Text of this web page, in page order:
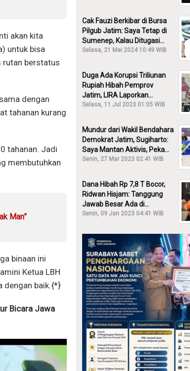
akan kita
untuk bisa
rutan berstatus
dengan
tahanan kurang
tahanan. Jadi
membutuhkan
Man”
binaan ini
Ketua LBH
dengan baik.{*}
Bicara Jawa
Cak Fauzi Berkibar di Bursa
Pilgub Jatim: Saya Tetap di
Sumenep, Kalau Ditugasi
Partai Lain Cerita!
Selasa, 21 Mei 2024 10:49 WIB
Duga Ada Korupsi Triliunan
Rupiah Hibah Pemprov
Jatim, LIRA Laporkan
Khofifah ke KPK: Dia Harus
Selasa, 11 Jul 2023 01:05 WIB
Mundur dari Wakil Bendahara
Demokrat Jatim, Sugiharto:
Saya Mantan Aktivis, Peka
Sekali Kalau Ada yang
Senin, 27 Mar 2023 02:41 WIB
Dana Hibah Rp 7,8 T Bocor,
Ridwan Hisjam: Tanggung
Jawab Besar Ada di
Pemprov, Bukan DPRD Jatim!
Senin, 09 Jan 2023 04:41 WIB